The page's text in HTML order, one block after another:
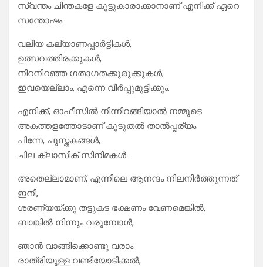
സ്വന്തം ചിന്തകളേ കൂട്ടുകാരാക്കാനാണ് എനിക്ക് ഏറെ
സന്തോഷം.
വലിയ കല്യാണപ്പാർട്ടികൾ,
ഉത്സവത്തിരക്കുകൾ,
നിറനിറഞ്ഞ ഗതാഗതക്കുരുക്കുകൾ,
ഇവയെല്ലാം, എന്നെ വീർപ്പുമുട്ടിക്കും.
എനിക്ക്, ഓഫീസിൽ നിന്നിറങ്ങിയാൽ നമ്മുടെ
അകത്തളത്തോടാണ് കൂടുതൽ താൽപ്പര്യം.
പിന്നേ, പുസ്തകങ്ങൾ,
ചില ക്ലാസിക് സിനിമകൾ.
അതെല്ലാമാണ്, എന്നിലെ ആനന്ദം നിലനിർത്തുന്നത്.
ഇനി,
ശരണ്യയ്ക്കു തട്ടുകട ഭക്ഷണം വേണമെങ്കിൽ,
ബാങ്കിൽ നിന്നും വരുമ്പോൾ,
ഞാൻ വാങ്ങിക്കൊണ്ടു വരാം.
രാത്രിയുള്ള വണ്ടിയോടിക്കൽ,